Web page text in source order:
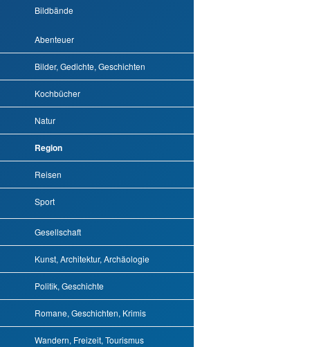
Bildbände
Abenteuer
Bilder, Gedichte, Geschichten
Kochbücher
Natur
Region
Reisen
Sport
Gesellschaft
Kunst, Architektur, Archäologie
Politik, Geschichte
Romane, Geschichten, Krimis
Wandern, Freizeit, Tourismus